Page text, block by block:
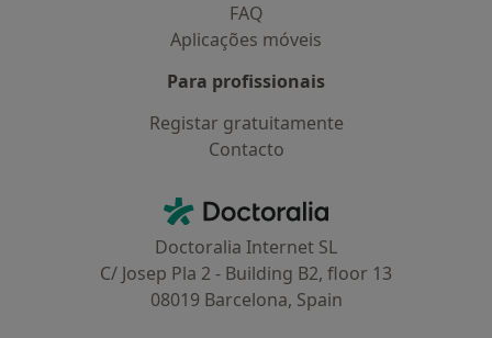
FAQ
Aplicações móveis
Para profissionais
Registar gratuitamente
Contacto
Doctoralia - Homepage
Doctoralia Internet SL
C/ Josep Pla 2 - Building B2, floor 13
08019 Barcelona, Spain